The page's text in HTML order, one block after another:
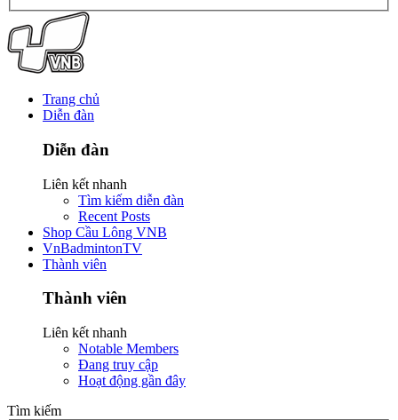
Trang chủ
Diễn đàn
Diễn đàn
Liên kết nhanh
Tìm kiếm diễn đàn
Recent Posts
Shop Cầu Lông VNB
VnBadmintonTV
Thành viên
Thành viên
Liên kết nhanh
Notable Members
Đang truy cập
Hoạt động gần đây
Tìm kiếm